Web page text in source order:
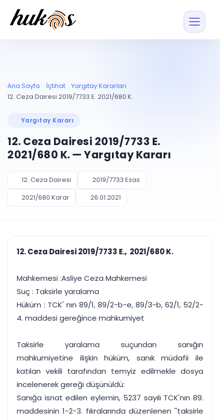
Entegrasyonu
UYAP ile otomatik
UYAP Evrak
Entegrasyonu
UETS Entegrasyonu
Tebligatları anında
Müvekkil ve taraf
Vekalet
PLANLAMA & TAKİP
Pano ve Takip
Duruşma ve görev
takvimi
Bildirim
Süreleri asla kaçırmayın
takibi
Tek panelde uçtan uca yönetim
UYAP & UETS entegrasyonundan finansa, hepsi bir arada.
Blog
Ücretsiz Başlayın Giriş Yap
Ana Sayfa İçtihat
Yargıtay Kararları
12. Ceza Dairesi 2019/7733 E. 2021/680 K.
Yargıtay Kararı
12. Ceza Dairesi 2019/7733 E.
2021/680 K. — Yargıtay Kararı
12. Ceza Dairesi
2019/7733 Esas
2021/680 Karar
26.01.2021
12. Ceza Dairesi 2019/7733 E., 2021/680 K.
Mahkemesi :Asliye Ceza Mahkemesi
Suç : Taksirle yaralama
Hüküm : TCK' nın 89/1, 89/2-b-e, 89/3-b, 62/1, 52/2-
4. maddesi gereğince mahkumiyet
Taksirle yaralama suçundan sanığın
mahkumiyetine ilişkin hüküm, sanık müdafii ile
katılan vekili tarafından temyiz edilmekle dosya
incelenerek gereği düşünüldü:
Sanığa isnat edilen eylemin, 5237 sayılı TCK'nın 89.
maddesinin 1-2-3. fıkralarında düzenlenen ''taksirle